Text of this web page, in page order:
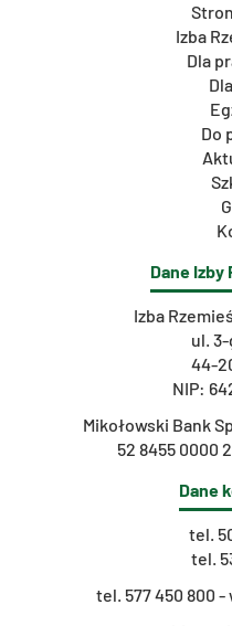
Izba
Dla
Do
Dane
Izba
ul. 3-
44-
NIP:
Mikołowski Bank
52 8455 0000
Dane
tel.
tel.
tel. 577 450 800